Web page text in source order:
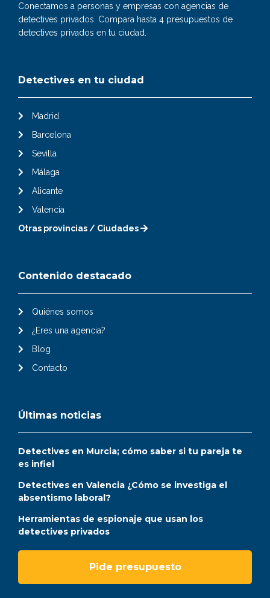
Conectamos a personas y empresas con agencias de
detectives privados. Compara hasta 4 presupuestos de
detectives privados en tu ciudad.
Detectives en tu ciudad
Madrid
Barcelona
Sevilla
Málaga
Alicante
Valencia
Otras provincias / Ciudades
Contenido destacado
Quiénes somos
¿Eres una agencia?
Blog
Contacto
Últimas noticias
Detectives en Murcia; cómo saber si tu pareja te
es infiel
Detectives en Valencia ¿Cómo se investiga el
absentismo laboral?
Herramientas de espionaje que usan los
detectives privados
Pide presupuesto